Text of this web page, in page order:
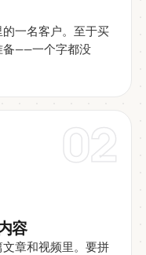
的一名客户。至于买
备——一个字都没
02
容
章和视频里。要拼